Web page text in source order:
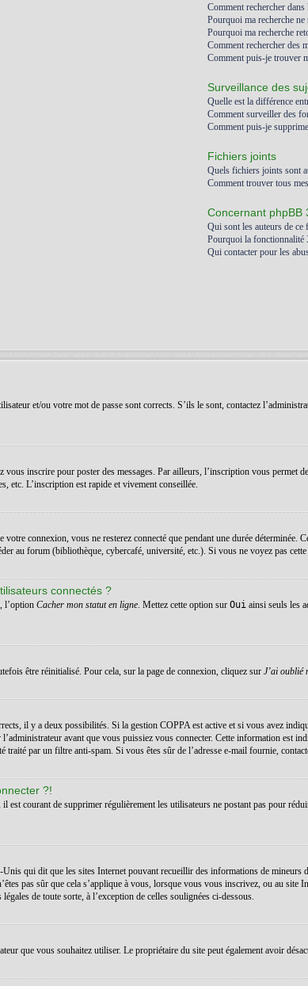
Comment rechercher
Pourquoi ma recherche
Pourquoi ma recherche
Comment rechercher des
Comment puis-je trouver
Surveillance des
Quelle est la différence
Comment surveiller des
Comment puis-je
Fichiers joints
Quels fichiers joints sont
Comment trouver tous
Concernant phpBB
Qui sont les auteurs de ce
Pourquoi la fonctionnalité
Qui contacter pour les
et/ou votre mot de passe sont corrects. S’ils le sont, contactez
inscrire pour poster des messages. Par ailleurs, l’inscription vous
etc. L’inscription est rapide et vivement conseillée.
votre connexion, vous ne resterez connecté que pendant une durée déterminée.
au forum (bibliothèque, cybercafé, université, etc.). Si vous ne voyez pas
connectés ?
l’option Cacher mon statut en ligne. Mettez cette option sur Oui ainsi seuls les
être réinitialisé. Pour cela, sur la page de connexion, cliquez sur J’ai oublié
il y a deux possibilités. Si la gestion COPPA est active et si vous avez
avant que vous puissiez vous connecter. Cette information est
par un filtre anti-spam. Si vous êtes sûr de l’adresse e-mail fournie,
?!
courant de supprimer régulièrement les utilisateurs ne postant pas pour
qui dit que les sites Internet pouvant recueillir des informations de mineurs
pas sûr que cela s’applique à vous, lorsque vous vous inscrivez, ou au
de toute sorte, à l’exception de celles soulignées ci-dessous.
que vous souhaitez utiliser. Le propriétaire du site peut également avoir